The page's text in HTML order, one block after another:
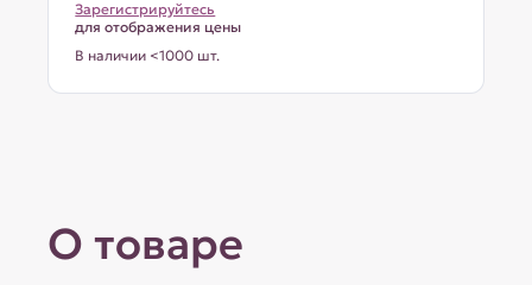
Зарегистрируйтесь
для отображения цены
В наличии <1000 шт.
О товаре